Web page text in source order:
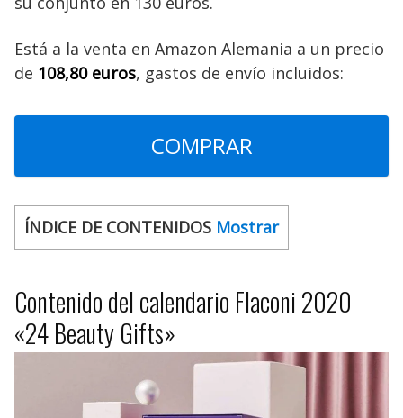
Está a la venta en Amazon Alemania a un precio
de 108,80 euros, gastos de envío incluidos:
COMPRAR
ÍNDICE DE CONTENIDOS Mostrar
Contenido del calendario Flaconi 2020
«24 Beauty Gifts»